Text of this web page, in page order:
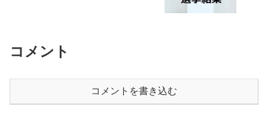
コメント
コメントを書き込む